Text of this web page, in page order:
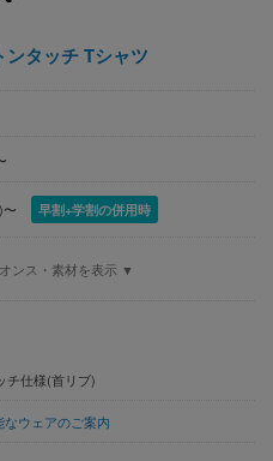
タッチ Tシャツ
早割+学割の併用時
ンス・素材を表示 ▼
チ仕様(首リブ)
なウェアのご案内